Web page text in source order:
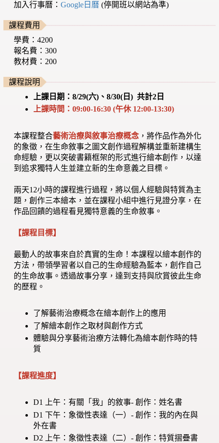
加入行事曆：Google日曆(停開班以網站為準)
課程費用
學費：4200
報名費：300
教材費：200
課程說明
上課日期：8/29(六)、8/30(日) 共計2日
上課時間：09:00-16:30 (午休 12:00-13:30)
本課程整合藝術治療與敘事治療概念 ，將作品作為外化
的象徵，在生命敘事之圖文創作過程解構並重新建構生
命經驗，更以突破書籍框架的形式進行繪本創作，以達
到追求獨特人生並建立新的生命意義之目標。
兩天12小時的課程進行過程，將以個人經驗與特質為主
題，創作三本繪本，並在課程小組中進行見證分享，在
作品回饋的過程看見獨特意義的生命敘事。
【課程目標】
最動人的故事來自於真實的生命！本課程以繪本創作的
方法，帶領學習者以自己的生命經驗為藍本，創作自己
的生命故事。透過故事分享，達到支持與欣賞彼此生命
的歷程。
了解藝術治療概念在繪本創作上的應用
了解繪本創作之取材與創作方式
體驗與分享藝術治療方法轉化為繪本創作時的特
質
【課程進度】
D1 上午：有關「我」的敘事- 創作：姓名書
D1 下午：象徵性表達（一）- 創作：我的內在與
外在書
D2 上午：象徵性表達（二）- 創作：特質摺疊書